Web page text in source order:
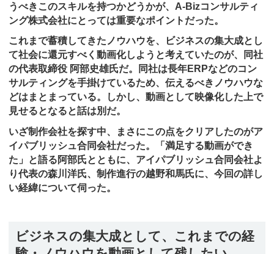
うべきこのスキルを持つかどうかが、A-Bizコンサルティ
ング株式会社にとっては重要なポイントだった。
これまで蓄積してきたノウハウを、ビジネスの集大成とし
て社会に還元すべく動画化しようと考えていたのが、同社
の代表取締役 阿部史雄氏だ。同社は長年ERPなどのコン
サルティングを手掛けているため、伝えるべきノウハウな
どはまとまっている。しかし、動画として映像化した上で
見せるとなると話は別だ。
いざ制作会社を探す中、まさにこの点をクリアしたのがア
イパブリッシュ合同会社だった。「満足する動画ができ
た」と語る阿部氏とともに、アイパブリッシュ合同会社よ
り代表の森川洋氏、制作進行の越野和馬氏に、今回の詳し
い経緯について伺った。
ビジネスの集大成として、これまでの経